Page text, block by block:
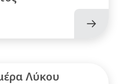
Λύκου